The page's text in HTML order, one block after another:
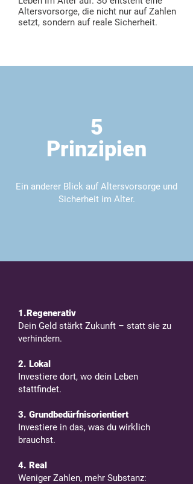
Altersvorsorge, die nicht nur auf Zahlen
setzt, sondern auf reale Sicherheit.
5
Prinzipien
Ein anderer Blick auf Altersvorsorge und
Sicherheit im Alter.
1.Regenerativ
Dein Geld stärkt Zukunft – statt sie zu
verhindern.
2. Lokal
Investiere dort, wo dein Leben
stattfindet.
3. Grundbedürfnisorientiert
Investiere in das, was du wirklich
brauchst.
4. Real
Weniger Zahlen, mehr Substanz: